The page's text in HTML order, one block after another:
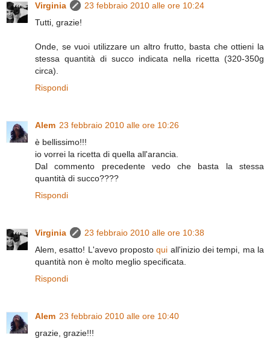
Virginia
23 febbraio 2010 alle ore 10:24
Tutti, grazie!
Onde, se vuoi utilizzare un altro frutto, basta che ottieni la
stessa quantità di succo indicata nella ricetta (320-350g
circa).
Rispondi
Alem 23 febbraio 2010 alle ore 10:26
è bellissimo!!!
io vorrei la ricetta di quella all'arancia.
Dal commento precedente vedo che basta la stessa
quantità di succo????
Rispondi
Virginia
23 febbraio 2010 alle ore 10:38
Alem, esatto! L'avevo propostoqui all'inizio dei tempi, ma la
quantità non è molto meglio specificata.
Rispondi
Alem 23 febbraio 2010 alle ore 10:40
grazie, grazie!!!